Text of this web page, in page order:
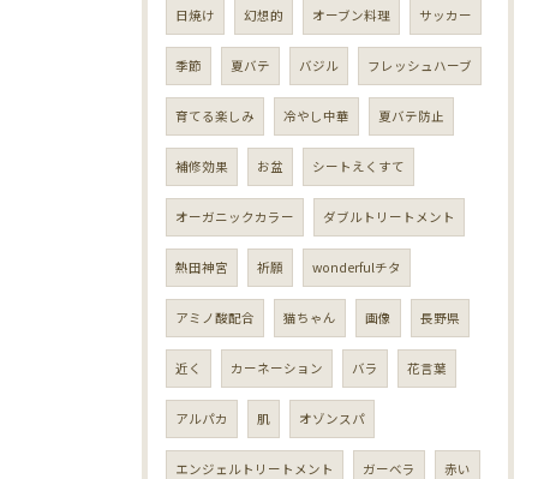
日焼け 幻想的 オーブン料理 サッカー
季節 夏バテ バジル フレッシュハーブ
育てる楽しみ 冷やし中華 夏バテ防止
補修効果 お盆 シートえくすて
オーガニックカラー ダブルトリートメント
熱田神宮 祈願 wonderfulチタ
アミノ酸配合 猫ちゃん 画像 長野県
近く カーネーション バラ 花言葉
アルパカ 肌 オゾンスパ
エンジェルトリートメント ガーベラ 赤い